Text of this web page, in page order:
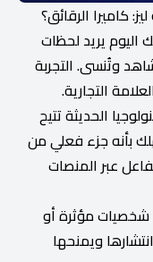
كاميرا الرقائق؟
اليوم يريد لحظات
وتُنسى. التجربة
التجارية.
الحديثة تتيح
بأنه جزء فعلي من
عبر المنصات
شخصيات مؤثرة أو
ويمنحها